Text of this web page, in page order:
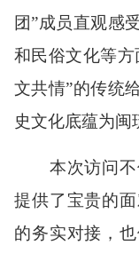
团”成员直观感
和民俗文化等
文共情”的传统
史文化底蕴为闽
本次访问
提供了宝贵的
的务实对接，